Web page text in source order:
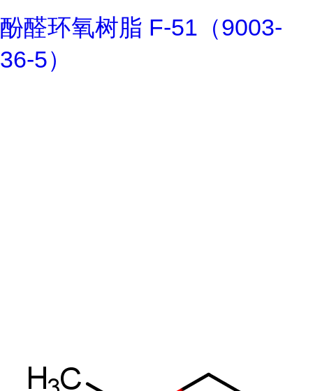
酚醛环氧树脂 F-51（9003-
36-5）